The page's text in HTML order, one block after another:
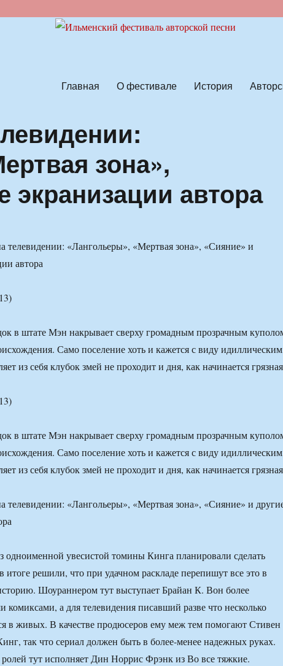
Главная О фестивале История
зона»,
экранизации автора
в штате Мэн накрывает сверху громадным прозрачным
Само поселение хоть и кажется с виду
из себя клубок змей не проходит и дня, как начинается грязная
в штате Мэн накрывает сверху громадным прозрачным
Само поселение хоть и кажется с виду
из себя клубок змей не проходит и дня, как начинается грязная
одноименной увесистой томины Кинга планировали сделать
итоге решили, что при удачном раскладе перепишут все это в
Шоураннером тут выступает Брайан К. Вон более
комиксами, а для телевидения писавший разве что несколько
в живых. В качестве продюсеров ему меж тем помогают Стивен
так что сериал должен быть в более-менее надежных руках.
тут исполняет Дин Норрис Фрэнк из Во все тяжкие.